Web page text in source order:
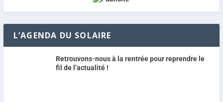
L’AGENDA DU SOLAIRE
Retrouvons-nous à la rentrée pour reprendre le
fil de l’actualité !